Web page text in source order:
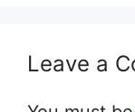
Leave a